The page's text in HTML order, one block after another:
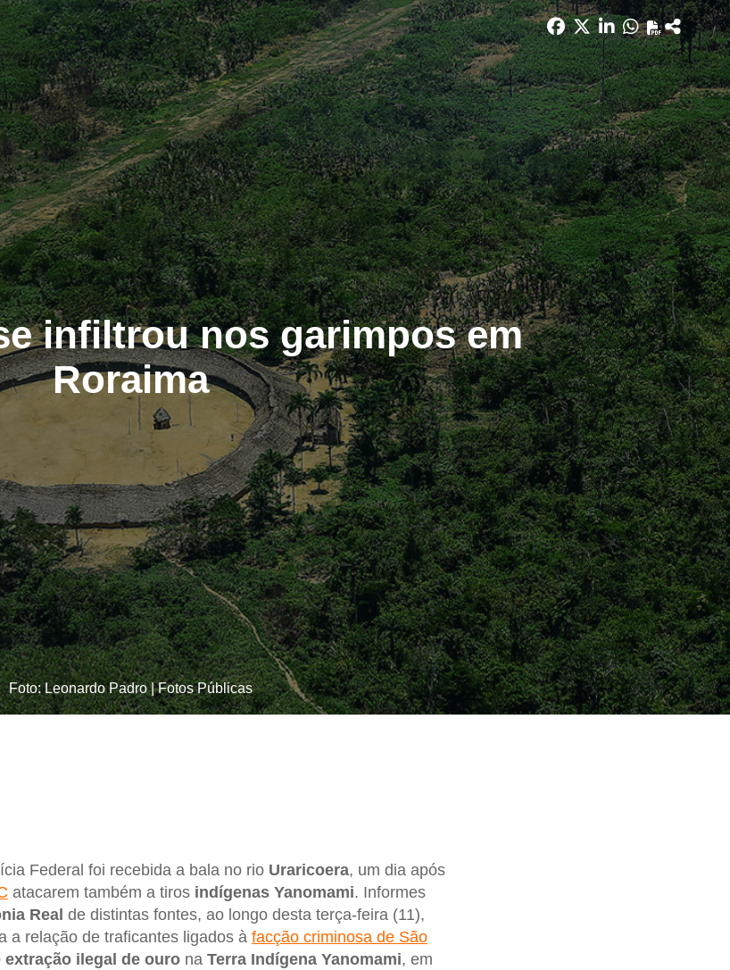
infiltrou nos garimpos em
Roraima
Foto: Leonardo Padro | Fotos Públicas
Federal foi recebida a bala no rio Uraricoera, um dia após
atacarem também a tiros indígenas Yanomami. Informes
Real de distintas fontes, ao longo desta terça-feira (11),
a relação de traficantes ligados à facção criminosa de São
extração ilegal de ourona Terra Indígena Yanomami, em